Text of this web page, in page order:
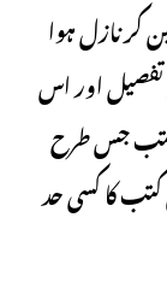
کر نازل ہوا
اور اس
کتب جس طرح
کتب کا کسی حد